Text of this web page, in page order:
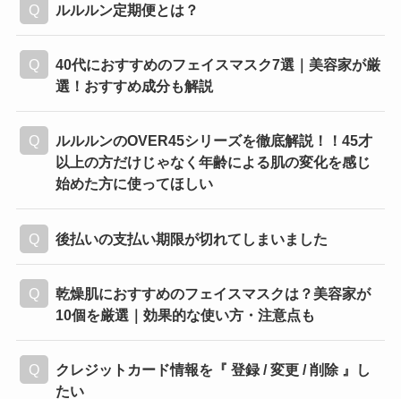
ルルルン定期便とは？
40代におすすめのフェイスマスク7選｜美容家が厳
選！おすすめ成分も解説
ルルルンのOVER45シリーズを徹底解説！！45才
以上の方だけじゃなく年齢による肌の変化を感じ
始めた方に使ってほしい
後払いの支払い期限が切れてしまいました
乾燥肌におすすめのフェイスマスクは？美容家が
10個を厳選｜効果的な使い方・注意点も
クレジットカード情報を『 登録 / 変更 / 削除 』し
たい